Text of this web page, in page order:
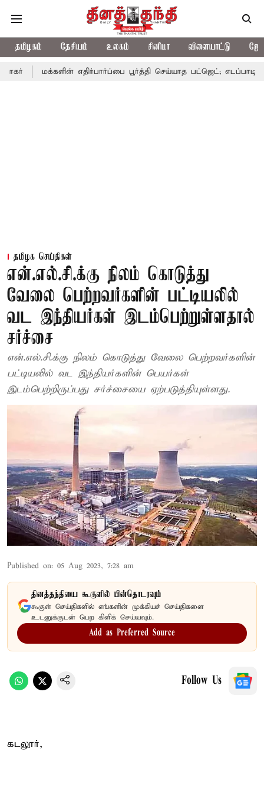
தமிழகம் தேசியம் உலகம் சினிமா விளையாட்டு
எதிர்பார்ப்பை பூர்த்தி செய்யாத பட்ஜெட்; எடப்பாடி பழனிசாமி
தமிழக செய்திகள்
என்.எல்.சி.க்கு நிலம் கொடுத்து
வேலை பெற்றவர்களின் பட்டியலில்
வட இந்தியர்கள் இடம்பெற்றுள்ளதால்
சர்ச்சை
என்.எல்.சி.க்கு நிலம் கொடுத்து வேலை பெற்றவர்களின்
பட்டியலில் வட இந்தியர்களின் பெயர்கள்
இடம்பெற்றிருப்பது சர்ச்சையை ஏற்படுத்தியுள்ளது.
Published on: 05 Aug 2023, 7:28 am
தினத்தந்தியை கூகுளில் பின்தொடரவும்
கூகுள் செய்திகளில் எங்களின் முக்கியச் செய்திகளை
உடனுக்குடன் பெற கிளிக் செய்யவும்.
Add as Preferred Source
Follow Us
கடலூர்,